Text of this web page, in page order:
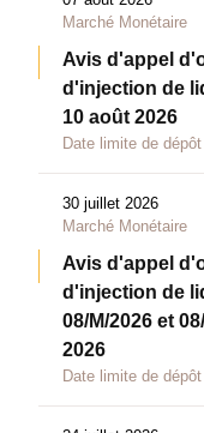
Marché Monétaire
Avis d'appel
d'injection de
10 août 2026
Date limite de
30 juillet 2026
Marché Monétaire
Avis d'appel
d'injection de
08/M/2026 et
2026
Date limite de